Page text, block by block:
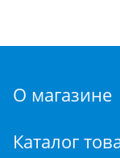
О магазине
Каталог